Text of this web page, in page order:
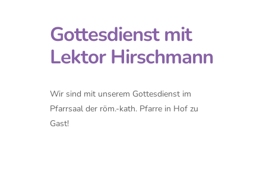
Gottesdienst mit
Lektor Hirschmann
Wir sind mit unserem Gottesdienst im
Pfarrsaal der röm.-kath. Pfarre in Hof zu
Gast!